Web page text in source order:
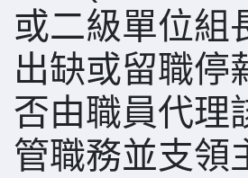
或二級單位組
出缺或留職停
否由職員代理
管職務並支領